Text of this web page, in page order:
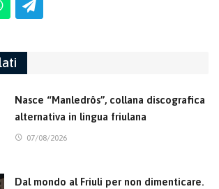
Nasce “Manledrôs”, collana discografica
alternativa in lingua friulana
07/08/2026
Dal mondo al Friuli per non dimenticare.